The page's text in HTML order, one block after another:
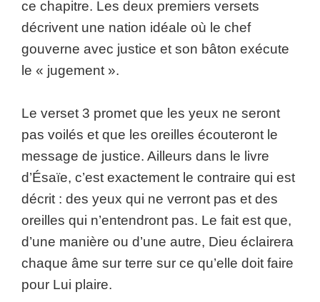
ce chapitre. Les deux premiers versets
décrivent une nation idéale où le chef
gouverne avec justice et son bâton exécute
le « jugement ».
Le verset 3 promet que les yeux ne seront
pas voilés et que les oreilles écouteront le
message de justice. Ailleurs dans le livre
d’Ésaïe, c’est exactement le contraire qui est
décrit : des yeux qui ne verront pas et des
oreilles qui n’entendront pas. Le fait est que,
d’une manière ou d’une autre, Dieu éclairera
chaque âme sur terre sur ce qu’elle doit faire
pour Lui plaire.